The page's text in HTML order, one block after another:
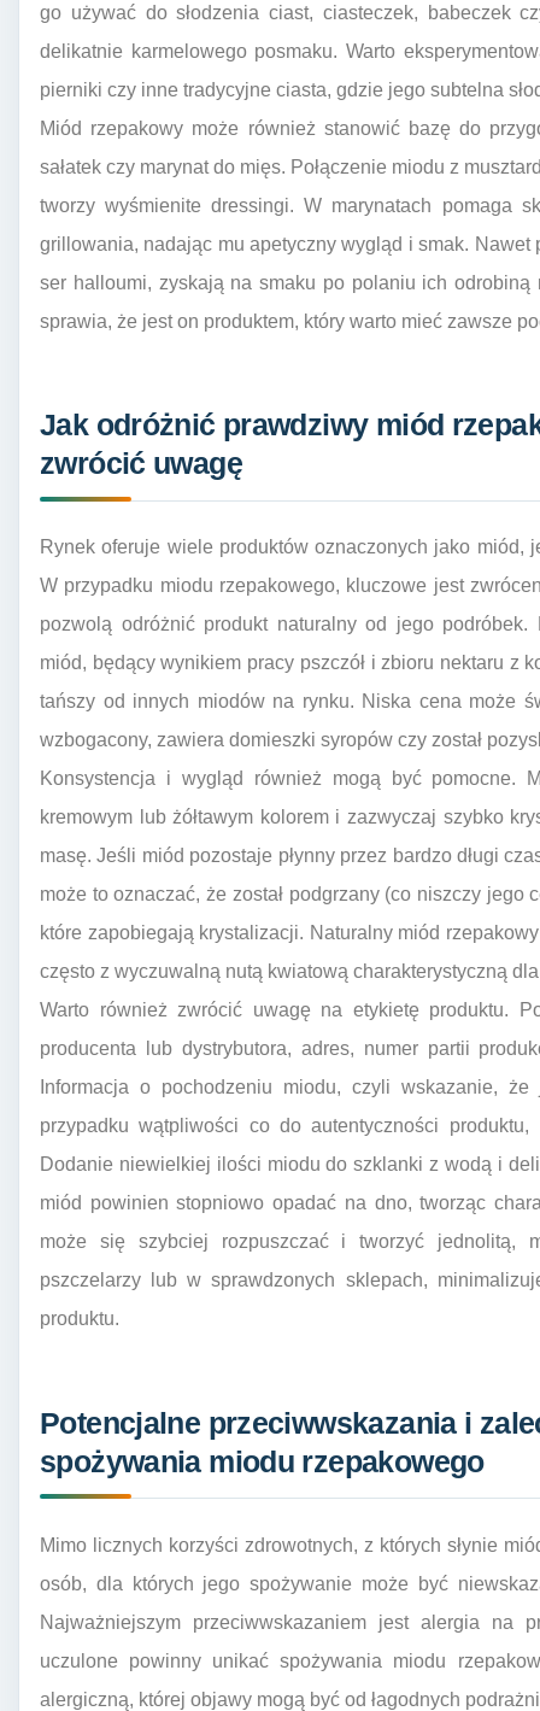
go używać do słodzenia ciast, ciasteczek, babeczek
delikatnie karmelowego posmaku. Warto
pierniki czy inne tradycyjne ciasta, gdzie jego subtelna
Miód rzepakowy może również stanowić bazę do
sałatek czy marynat do mięs. Połączenie miodu z
tworzy wyśmienite dressingi. W marynatach pomaga
grillowania, nadając mu apetyczny wygląd i smak.
ser halloumi, zyskają na smaku po polaniu ich odrobiną
sprawia, że jest on produktem, który warto mieć zawsze
Jak odróżnić prawdziwy miód
zwrócić uwagę
Rynek oferuje wiele produktów oznaczonych jako miód,
W przypadku miodu rzepakowego, kluczowe jest
pozwolą odróżnić produkt naturalny od jego podróbek.
miód, będący wynikiem pracy pszczół i zbioru nektaru z
tańszy od innych miodów na rynku. Niska cena może
wzbogacony, zawiera domieszki syropów czy został
Konsystencja i wygląd również mogą być pomocne.
kremowym lub żółtawym kolorem i zazwyczaj szybko
masę. Jeśli miód pozostaje płynny przez bardzo długi
może to oznaczać, że został podgrzany (co niszczy jego
które zapobiegają krystalizacji. Naturalny miód
często z wyczuwalną nutą kwiatową charakterystyczną
Warto również zwrócić uwagę na etykietę produktu.
producenta lub dystrybutora, adres, numer partii
Informacja o pochodzeniu miodu, czyli wskazanie,
przypadku wątpliwości co do autentyczności
Dodanie niewielkiej ilości miodu do szklanki z wodą i
miód powinien stopniowo opadać na dno, tworząc
może się szybciej rozpuszczać i tworzyć jednolitą,
pszczelarzy lub w sprawdzonych sklepach,
produktu.
Potencjalne przeciwwskazania i
spożywania miodu rzepakowego
Mimo licznych korzyści zdrowotnych, z których słynie
osób, dla których jego spożywanie może być
Najważniejszym przeciwwskazaniem jest alergia na
uczulone powinny unikać spożywania miodu
alergiczną, której objawy mogą być od łagodnych